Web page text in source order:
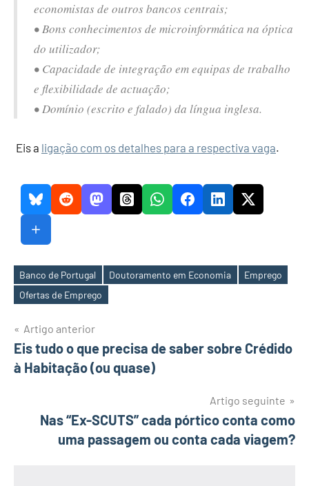
economistas de outros bancos centrais;
• Bons conhecimentos de microinformática na óptica
do utilizador;
• Capacidade de integração em equipas de trabalho
e flexibilidade de actuação;
• Domínio (escrito e falado) da língua inglesa.
Eis a ligação com os detalhes para a respectiva vaga.
Etiquetas
Banco de Portugal Doutoramento em Economia
Emprego
Ofertas de Emprego
Navegação
de
Artigo anterior
Eis tudo o que precisa de saber sobre Crédido
à Habitação (ou quase)
Artigo seguinte
Nas “Ex-SCUTS” cada pórtico conta como
uma passagem ou conta cada viagem?